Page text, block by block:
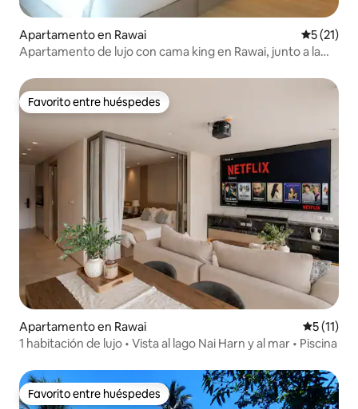
Apartamento en Rawai
5 (21)
Apartamento de lujo con cama king en Rawai, junto a la
Favorito entre huéspedes
Favorito entre huéspedes
Apartamento en Rawai
5 (11)
1 habitación de lujo • Vista al lago Nai Harn y al mar • Piscina
Favorito entre huéspedes
Favorito entre huéspedes